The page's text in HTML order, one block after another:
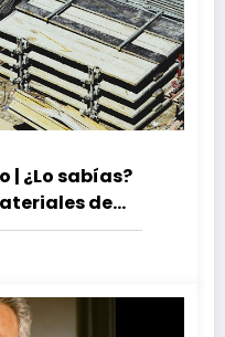
| ¿Lo sabías?
de
eficiencia